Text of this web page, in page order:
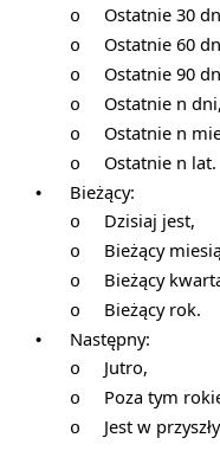
o Ostatnie 30
o Ostatnie 60
o Ostatnie 90
o Ostatnie n dni,
o Ostatnie n
o Ostatnie n lat.
• Bieżący:
o Dzisiaj jest,
o Bieżący
o Bieżący
o Bieżący rok.
• Następny:
o Jutro,
o Poza tym
o Jest w